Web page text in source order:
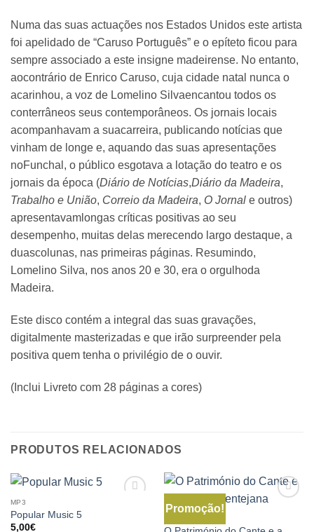
Numa das suas actuações nos Estados Unidos este artista
foi apelidado de “Caruso Português” e o epíteto ficou para
sempre associado a este insigne madeirense. No entanto,
aocontrário de Enrico Caruso, cuja cidade natal nunca o
acarinhou, a voz de Lomelino Silvaencantou todos os
conterrâneos seus contemporâneos. Os jornais locais
acompanhavam a suacarreira, publicando notícias que
vinham de longe e, aquando das suas apresentações
noFunchal, o público esgotava a lotação do teatro e os
jornais da época (Diário de Notícias,Diário da Madeira,
Trabalho e União, Correio da Madeira, O Jornal e outros)
apresentavamlongas críticas positivas ao seu
desempenho, muitas delas merecendo largo destaque, a
duascolunas, nas primeiras páginas. Resumindo,
Lomelino Silva, nos anos 20 e 30, era o orgulhoda
Madeira.
Este disco contém a integral das suas gravações,
digitalmente masterizadas e que irão surpreender pela
positiva quem tenha o privilégio de o ouvir.
(Inclui Livreto com 28 páginas a cores)
PRODUTOS RELACIONADOS
MP3
Popular Music 5
5,00€
Promoção!